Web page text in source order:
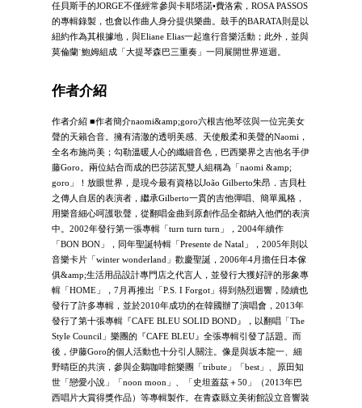
任貝斯手的JORGE不僅經常參與卡耶塔諾•費洛索，ROSA PASSOS
的專輯錄製，也會以作曲人身分提供樂曲。鼓手的BARATA則是以
紐約作為其根據地，與Eliane Elias一起進行音樂活動；此外，並與
莫倫蘭˙鮑姆組成「大提琴森巴三重奏」一同展開世界巡迴。
作者介紹
作者介紹 ■作者簡介naomi&amp;goro六根吉他琴弦與一位完美女
聲的天籟合音。擁有清澈的透明美感、天使般柔和美聲的Naomi，
全名布施尚美；勾勒溫暖人心的纖細音色，巴西樂界之吉他名手伊
藤Goro。兩位結合而成的巴莎諾瓦雙人組稱為「naomi &amp;
goro」！放眼世界，是現今最有資格以João Gilberto朱昂．吉貝杜
之傳人自居的表演者，繼承Gilberto一貫的吉他彈唱、簡單風格，
用樂音細心呵護歌聲，從翻唱金曲到原創作品全都納入他們的表演
中。2002年發行第一張專輯「turn turn turn」，2004年續作
「BON BON」，同年聖誕特輯「Presente de Natal」，2005年則以
音樂卡片「winter wonderland」歡慶聖誕，2006年4月擔任日本傢
俱&amp;生活用品設計專門店之代言人，並發行大獲好評的形象專
輯「HOME」，7月再推出「P.S. I Forgot」得到熱烈迴響，陸續也
發行了許多專輯，並於2010年成功的在韓國辦了演唱會，2013年
發行了第十張專輯『CAFE BLEU SOLID BOND』，以翻唱「The
Style Council」樂團的『CAFE BLEU』全張專輯引發了話題。而
後，伊藤Goro的個人活動也十分引人關注。像是與坂本龍一、細
野晴臣的共演，參與企鵝咖啡館樂團「tribute」「best」、原田知
世「戀愛小說」「noon moon」、「史坦蓋茲＋50」（2013年巴
西唱片大賞得獎作品）等專輯製作。在青森縣立美術館設立音響裝